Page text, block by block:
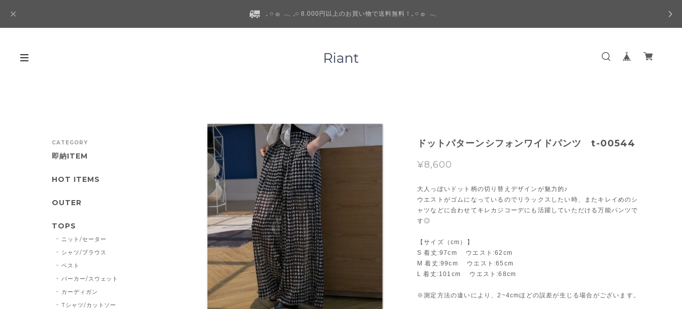
𓈒 𓏸 𓐍 𓂃 𓈒𓏸 8.000円以上のお買い物で送料無料！𓈒 𓏸 𓐍 𓂃
ドットパターンシフォンワイドパンツ t-00544
¥8,600
大人っぽいドット柄の切り替えデザインが魅力的♪
ウエストがゴムになっているのでリラックスしたい時、またキレイめのシ
ャツなどに合わせてキレカジコーデにも活躍していただける万能パンツで
す◎
【サイズ（cm）】
S 着丈:97cm ウエスト:62cm
M 着丈:99cm ウエスト:65cm
L 着丈:101cm ウエスト:68cm
※測定方法の違いにより、2~4cmほどの誤差が生じる場合がございます。
CATEGORY
即納ITEM
HOT ITEMS
OUTER
TOPS
ニット/セーター
シャツ/ブラウス
ベスト
パーカー/スウェット
カーディガン
Tシャツ/カットソー